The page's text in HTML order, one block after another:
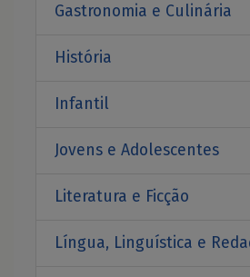
Gastronomia e Culinária
História
Infantil
Jovens e Adolescentes
Literatura e Ficção
Língua, Linguística e